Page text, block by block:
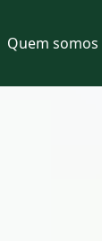
Quem somos